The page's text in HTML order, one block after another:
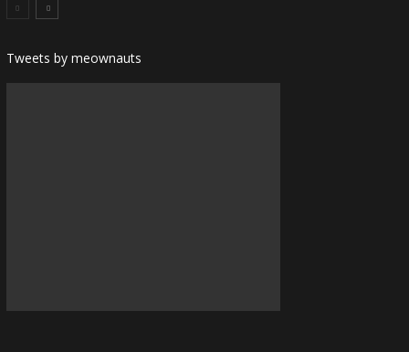
Tweets by meownauts